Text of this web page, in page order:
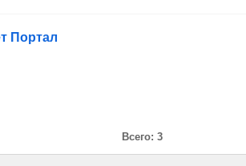
Портал
Всего: 3